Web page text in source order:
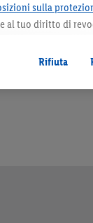
non-food, non
sulla
al tuo diritto di
Rifiuta